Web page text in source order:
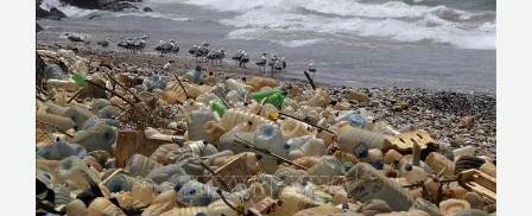
GREEN SOLUTIONS
NEWS & EVENTS
CONTACT
SURVEY